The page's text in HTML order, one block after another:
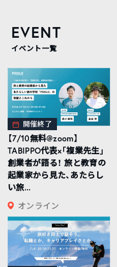
EVENT
イベント一覧
開催終了
【7/10無料@zoom】
TABIPPO代表×「複業先生」
創業者が語る！ 旅と教育の
起業家から見た、あたらし
い旅...
オンライン